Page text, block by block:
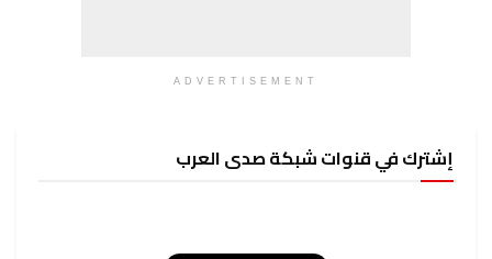
ADVERTISEMENT
إشترك في قنوات شبكة صدى العرب